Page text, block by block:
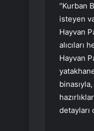
“Kurban
isteyen
Hayvan
alıcıları
Hayvan
detayları